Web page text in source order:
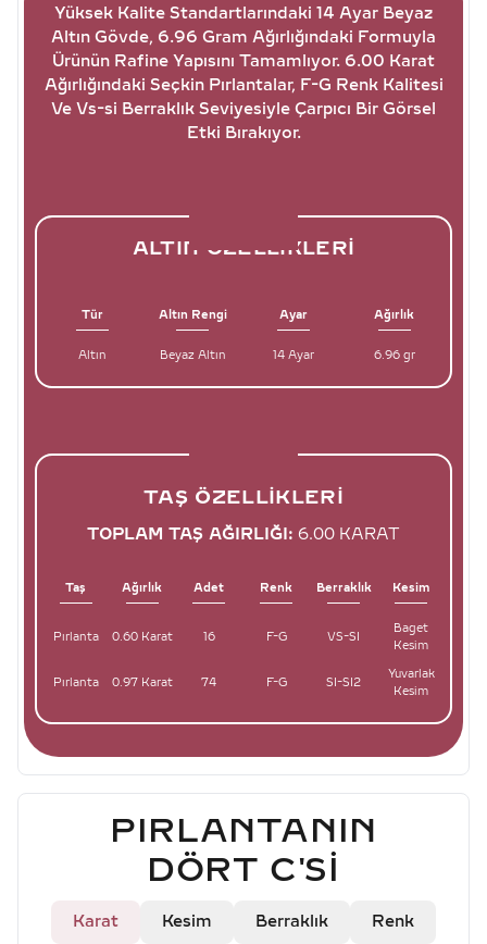
Yüksek Kalite Standartlarındaki 14 Ayar Beyaz
Altın Gövde, 6.96 Gram Ağırlığındaki Formuyla
Ürünün Rafine Yapısını Tamamlıyor. 6.00 Karat
Ağırlığındaki Seçkin Pırlantalar, F-G Renk Kalitesi
Ve Vs-si Berraklık Seviyesiyle Çarpıcı Bir Görsel
Etki Bırakıyor.
ALTIN ÖZELLIKLERI
Tür Altın Rengi Ayar Ağırlık
Altın Beyaz Altın 14 Ayar 6.96 gr
TAŞ ÖZELLIKLERI
TOPLAM TAŞ AĞIRLIĞI: 6.00 KARAT
Taş Ağırlık Adet Renk Berraklık Kesim
Pırlanta 0.60 Karat 16 F-G VS-SI
Baget
Kesim
Pırlanta 0.97 Karat 74 F-G SI-SI2
Yuvarlak
Kesim
PIRLANTANIN
DÖRT C'SI
Karat Kesim Berraklık Renk